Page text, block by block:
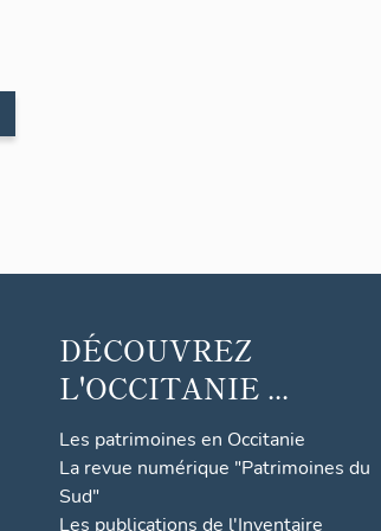
DÉCOUVREZ
L'OCCITANIE ...
Les patrimoines en Occitanie
La revue numérique "Patrimoines du
Sud"
Les publications de l'Inventaire